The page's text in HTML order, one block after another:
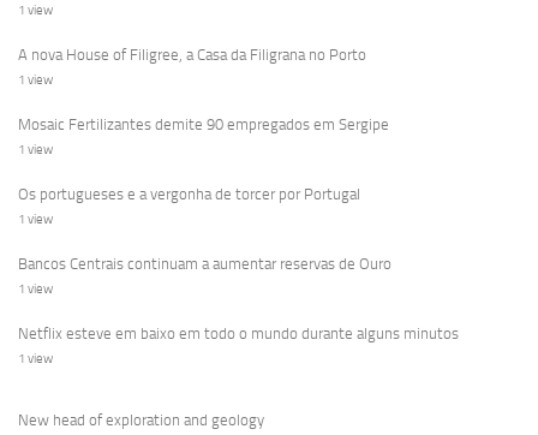
1 view
A nova House of Filigree, a Casa da Filigrana no Porto
1 view
Mosaic Fertilizantes demite 90 empregados em Sergipe
1 view
Os portugueses e a vergonha de torcer por Portugal
1 view
Bancos Centrais continuam a aumentar reservas de Ouro
1 view
Netflix esteve em baixo em todo o mundo durante alguns minutos
1 view
New head of exploration and geology